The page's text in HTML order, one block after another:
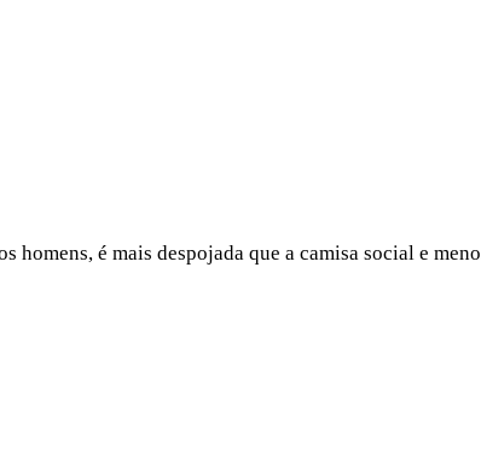
é mais despojada que a camisa social e